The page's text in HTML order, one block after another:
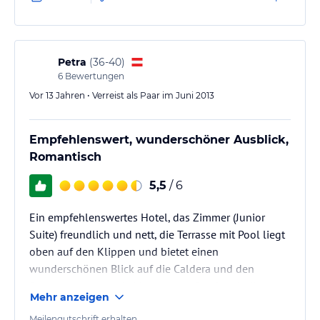
Caldera und die Nachbarinseln und das im absoluter
Ruhe, ohne die Hektik oder den Lärm, den man in
Fira oder Oja begegnen kann. Obwohl wir beide
keine Poolgänger sind, haben…
Petra (36-40)
6 Bewertungen
Vor 13 Jahren • Verreist als Paar im Juni 2013
Empfehlenswert, wunderschöner Ausblick,
Romantisch
5,5 / 6
Ein empfehlenswertes Hotel, das Zimmer (Junior
Suite) freundlich und nett, die Terrasse mit Pool liegt
oben auf den Klippen und bietet einen
wunderschönen Blick auf die Caldera und den
sich in der Früh und am Abend auch recht kühl
Mehr anzeigen